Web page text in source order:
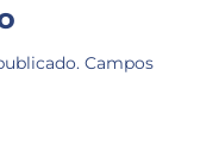
Campos